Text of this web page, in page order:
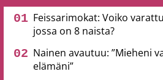
Feissarimokat: Voiko
jossa on 8 naista?
Nainen avautuu: ”Mieheni
elämäni”